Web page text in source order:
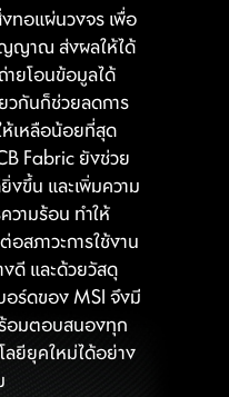
ทอแผ่นวงจร เพื่อ
ญาณ ส่งผลให้ได้
ยโอนข้อมูลได้
วกันก็ช่วยลดการ
หลือน้อยที่สุด
Fabric ยังช่วย
ขึ้น และเพิ่มความ
วามร้อน ทำให้
สภาวะการใช้งาน
ดี และด้วยวัสดุ
ร์ดของ MSI จึงมี
อมตอบสนองทุก
ลยียุคใหม่ได้อย่าง
ยปกป้องชิ้นส่วน
แรม DDR, ไอซี
สไฟฟ้าที่สูงเกินไป
วยลดความ เสี่ยง
งานผิดพลาดจาก
ความเสถียรของ
ความมุ่งมั่นของ
บอร์ดที่เน้นความ
ถียรสูงสุด